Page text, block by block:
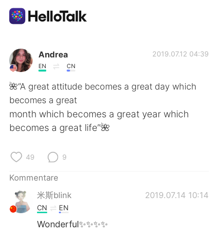
Sprachaustausch-App
AI Grammar Checker
Deutsch
العربية
日本語 한국어
Andrea
EN CN
2019.07.12 04:39
🌺“A great attitude becomes a great day which
becomes a great
month which becomes a great year which
becomes a great life”🌺
49 9
Kommentare
米斯blink
2019.07.14 10:14
CN EN
Wonderful✨✨✨✨